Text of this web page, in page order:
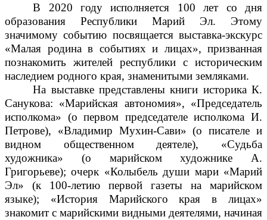
В 2020 году исполняется 100 лет со дня
образования Республики Марий Эл. Этому
значимому событию посвящается выставка-экскурс
«Малая родина в событиях и лицах», призванная
познакомить жителей республики с историческим
наследием родного края, знаменитыми земляками.
На выставке представлены книги историка К.
Санукова: «Марийская автономия», «Председатель
исполкома» (о первом председателе исполкома И.
Петрове), «Владимир Мухин-Сави» (о писателе и
видном общественном деятеле), «Судьба
художника» (о марийском художнике А.
Григорьеве); очерк «Колыбель души мари «Марий
Эл» (к 100-летию первой газеты на марийском
языке); «История Марийского края в лицах»
знакомит с марийскими видными деятелями, начиная